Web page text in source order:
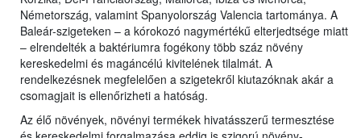
Németország, valamint Spanyolország Valencia tartománya. A
Baleár-szigeteken – a kórokozó nagymértékű elterjedtsége miatt
– elrendelték a baktériumra fogékony több száz növény
kereskedelmi és magáncélú kivitelének tilalmát. A
rendelkezésnek megfelelően a szigetekről kiutazóknak akár a
csomagjait is ellenőrizheti a hatóság.
Az élő növények, növényi termékek hivatásszerű termesztése